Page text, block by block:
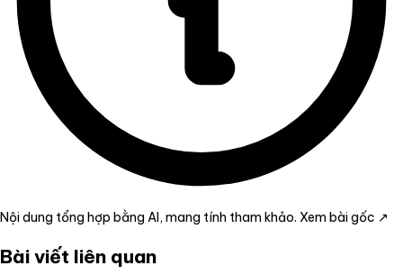
Nội dung tổng hợp bằng AI, mang tính tham khảo. Xem bài gốc ↗
Bài viết liên quan